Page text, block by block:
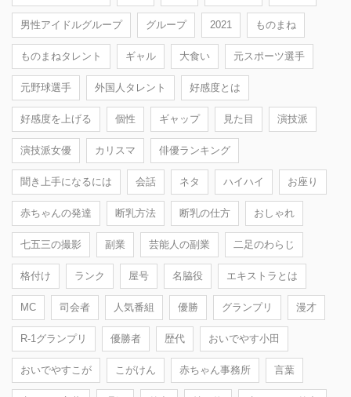
男性アイドルグループ グループ 2021 ものまね
ものまねタレント ギャル 大食い 元スポーツ選手
元野球選手 外国人タレント 好感度とは
好感度を上げる 個性 ギャップ 見た目 演技派
演技派女優 カリスマ 俳優ランキング
聞き上手になるには 会話 ネタ ハイハイ お座り
赤ちゃんの発達 断乳方法 断乳の仕方 おしゃれ
七五三の撮影 副業 芸能人の副業 二足のわらじ
格付け ランク 屋号 名脇役 エキストラとは
MC 司会者 人気番組 優勝 グランプリ 漫才
R-1グランプリ 優勝者 歴代 おいでやす小田
おいでやすこが こがけん 赤ちゃん事務所 言葉